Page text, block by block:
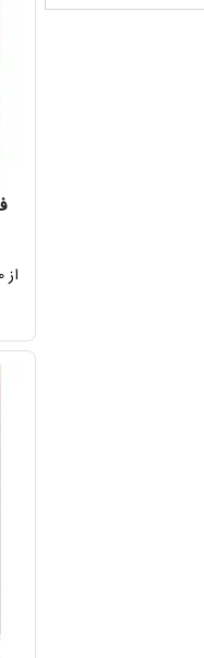
از 9,900,000 تومان تا 67,680,000 تومان